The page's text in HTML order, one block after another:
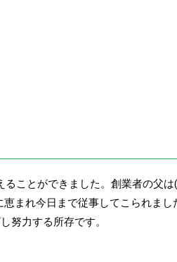
ことができました。創業者の父
まれ今日まで従事してこられまし
努力する所存です。